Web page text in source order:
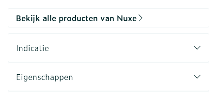
Bekijk alle producten van Nuxe
Indicatie
Eigenschappen